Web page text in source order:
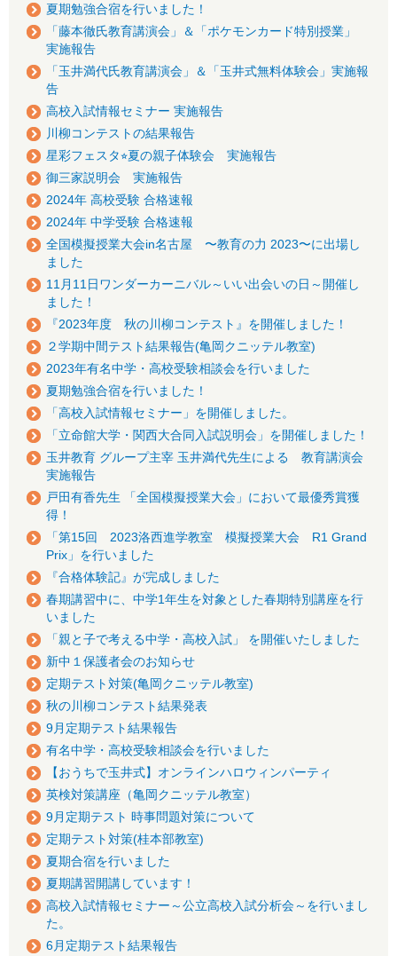
夏期勉強合宿を行いました！
「藤本徹氏教育講演会」＆「ポケモンカード特別授業」
実施報告
「玉井満代氏教育講演会」＆「玉井式無料体験会」実施報
告
高校入試情報セミナー 実施報告
川柳コンテストの結果報告
星彩フェスタ⭐︎夏の親子体験会 実施報告
御三家説明会 実施報告
2024年 高校受験 合格速報
2024年 中学受験 合格速報
全国模擬授業大会in名古屋 〜教育の力 2023〜に出場し
ました
11月11日ワンダーカーニバル～いい出会いの日～開催し
ました！
『2023年度 秋の川柳コンテスト』を開催しました！
２学期中間テスト結果報告(亀岡クニッテル教室)
2023年有名中学・高校受験相談会を行いました
夏期勉強合宿を行いました！
「高校入試情報セミナー」を開催しました。
「立命館大学・関西大合同入試説明会」を開催しました！
玉井教育 グループ主宰 玉井満代先生による 教育講演会
実施報告
戸田有香先生 「全国模擬授業大会」において最優秀賞獲
得！
「第15回 2023洛西進学教室 模擬授業大会 R1 Grand
Prix」を行いました
『合格体験記』が完成しました
春期講習中に、中学1年生を対象とした春期特別講座を行
いました
「親と子で考える中学・高校入試」 を開催いたしました
新中１保護者会のお知らせ
定期テスト対策(亀岡クニッテル教室)
秋の川柳コンテスト結果発表
9月定期テスト結果報告
有名中学・高校受験相談会を行いました
【おうちで玉井式】オンラインハロウィンパーティ
英検対策講座（亀岡クニッテル教室）
9月定期テスト 時事問題対策について
定期テスト対策(桂本部教室)
夏期合宿を行いました
夏期講習開講しています！
高校入試情報セミナー～公立高校入試分析会～を行いまし
た。
6月定期テスト結果報告